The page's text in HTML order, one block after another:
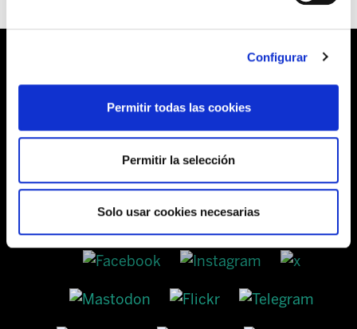
Configurar
Permitir todas las cookies
Permitir la selección
Solo usar cookies necesarias
Barrainkua, 13 48009 BILBO
SEDES